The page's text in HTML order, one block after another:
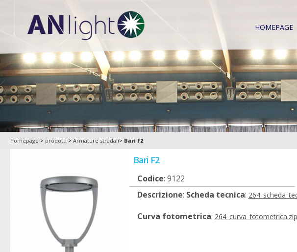
HOMEPAGE
homepage > prodotti > Armature stradali> Bari F2
Bari F2
Codice: 9122
Descrizione: Scheda tecnica:
Curva fotometrica: 264_curva_fotometrica.zip